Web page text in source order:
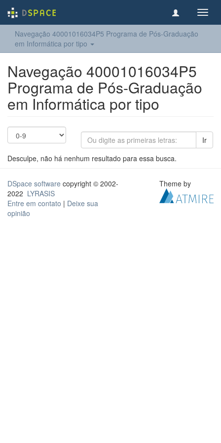
Navegação 40001016034P5 Programa de Pós-Graduação
em Informática por tipo
Navegação 40001016034P5
Programa de Pós-Graduação
em Informática por tipo
Ir
Desculpe, não há nenhum resultado para essa busca.
DSpace software copyright © 2002-
2022 LYRASIS
Entre em contato | Deixe sua
opinião
Theme by